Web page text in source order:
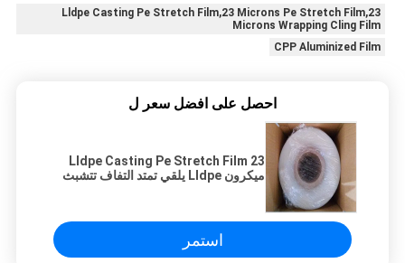
Lldpe Casting Pe Stretch Film,23 Microns Pe Stretch Film,23
Microns Wrapping Cling Film
CPP Aluminized Film
احصل على افضل سعر ل
Lldpe Casting Pe Stretch Film 23
ميكرون Lldpe يلقي تمتد التفاف تتشبث
استمر